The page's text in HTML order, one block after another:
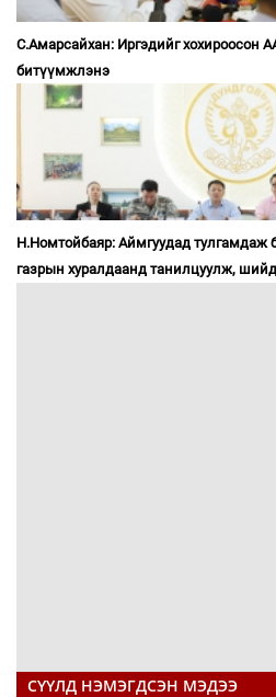
С.Амарсайхан: Иргэдийг хохироосон
битүүмжлэнэ
Н.Номтойбаяр: Аймгуудад тулгамдаж
газрын хуралдаанд танилцуулж,
СҮҮЛД НЭМЭГДСЭН МЭДЭЭ